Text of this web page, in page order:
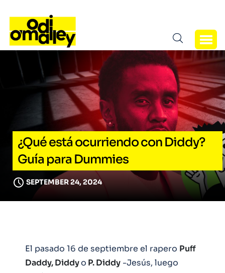
¿Qué está ocurriendo con Diddy?
Guía para Dummies
SEPTEMBER 24, 2024
El pasado 16 de septiembre el rapero Puff
Daddy, Diddyo P. Diddy -Jesús, luego